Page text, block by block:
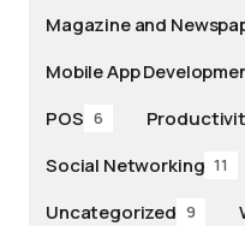
Magazine and
Mobile App
POS 6
Social Networking 11
Uncategorized 9